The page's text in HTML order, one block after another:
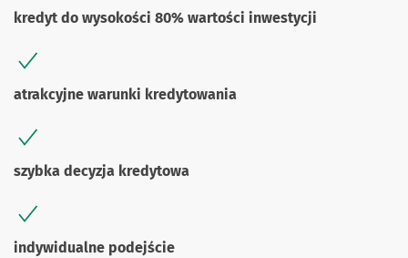
kredyt do wysokości 80% wartości inwestycji
atrakcyjne warunki kredytowania
szybka decyzja kredytowa
indywidualne podejście